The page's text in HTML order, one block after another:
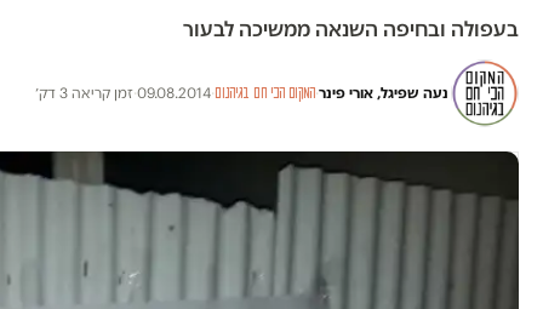
בעפולה ובחיפה השנאה ממשיכה לבעור
נעה שפיגל, אורי פינר·המקום הכי חם בגיהנום·
09.08.2014
·זמן קריאה 3 דק׳